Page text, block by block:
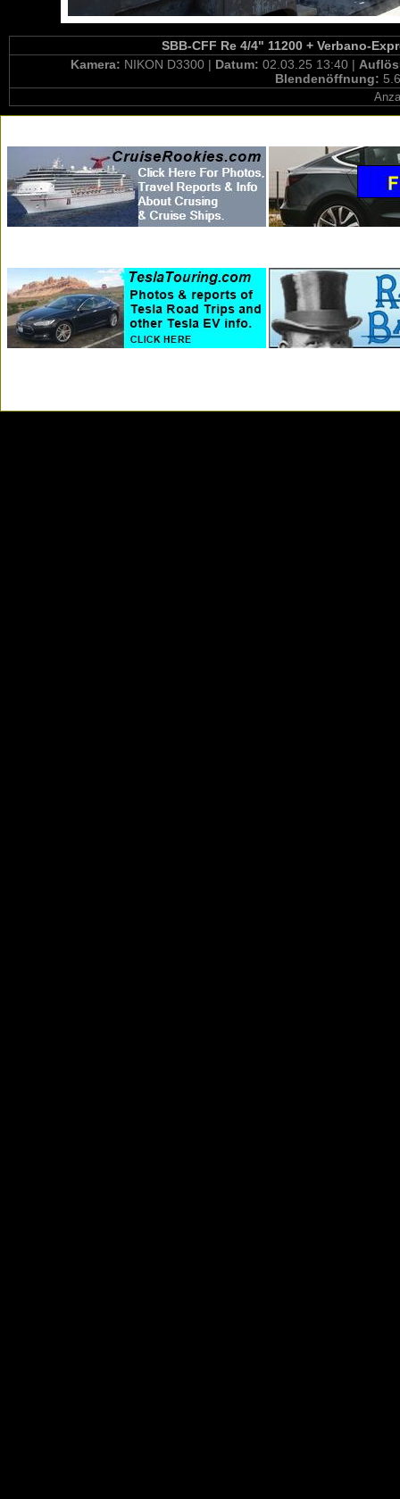
SBB-CFF Re 4/4" 11200 + Verbano-
Kamera: NIKON D3300 | Datum: 02.03.25 13:40 |
Blendenöffnung: